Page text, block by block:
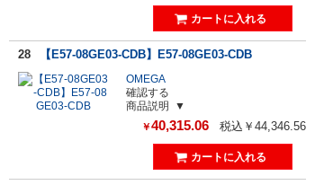
28 【E57-08GE03-CDB】E57-08GE03-CDB
OMEGA
確認する
商品説明
￥40,315.06 税込￥44,346.56